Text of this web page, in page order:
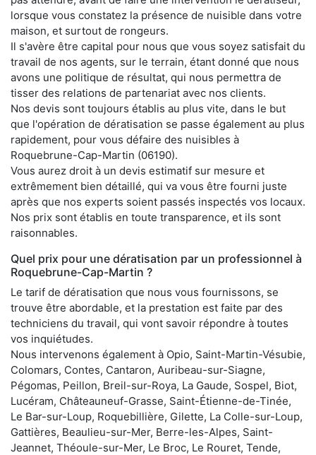
lorsque vous constatez la présence de nuisible dans votre
maison, et surtout de rongeurs.
Il s'avère être capital pour nous que vous soyez satisfait du
travail de nos agents, sur le terrain, étant donné que nous
avons une politique de résultat, qui nous permettra de
tisser des relations de partenariat avec nos clients.
Nos devis sont toujours établis au plus vite, dans le but
que l'opération de dératisation se passe également au plus
rapidement, pour vous défaire des nuisibles à
Roquebrune-Cap-Martin (06190).
Vous aurez droit à un devis estimatif sur mesure et
extrêmement bien détaillé, qui va vous être fourni juste
après que nos experts soient passés inspectés vos locaux.
Nos prix sont établis en toute transparence, et ils sont
raisonnables.
Quel prix pour une dératisation par un professionnel à
Roquebrune-Cap-Martin ?
Le tarif de dératisation que nous vous fournissons, se
trouve être abordable, et la prestation est faite par des
techniciens du travail, qui vont savoir répondre à toutes
vos inquiétudes.
Nous intervenons également à Opio, Saint-Martin-Vésubie,
Colomars, Contes, Cantaron, Auribeau-sur-Siagne,
Pégomas, Peillon, Breil-sur-Roya, La Gaude, Sospel, Biot,
Lucéram, Châteauneuf-Grasse, Saint-Étienne-de-Tinée,
Le Bar-sur-Loup, Roquebillière, Gilette, La Colle-sur-Loup,
Gattières, Beaulieu-sur-Mer, Berre-les-Alpes, Saint-
Jeannet, Théoule-sur-Mer, Le Broc, Le Rouret, Tende,